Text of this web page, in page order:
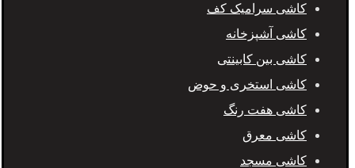
کاشی سرامیک کف
کاشی آشپزخانه
کاشی بین کابینتی
کاشی استخری و حوض
کاشی هفت رنگ
کاشی معرق
کاشی مسجد